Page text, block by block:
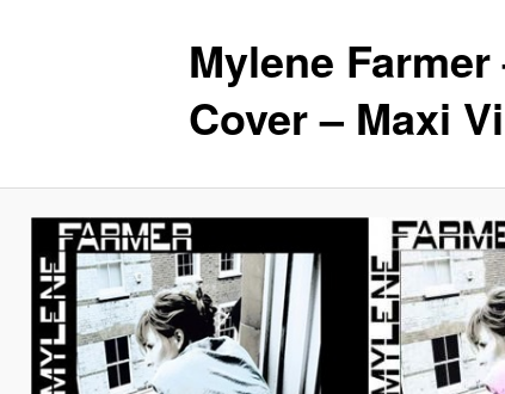
Mylene Farmer
Cover – Maxi